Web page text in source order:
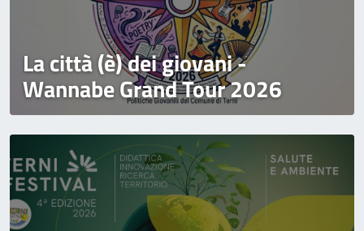
La città (è) dei giovani -
Wannabe Grand Tour 2026